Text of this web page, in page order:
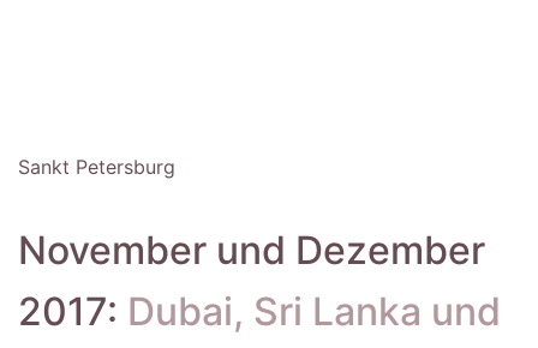
Sankt Petersburg
November und Dezember
2017: Dubai, Sri Lanka und